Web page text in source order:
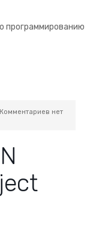
программированию
Комментариев нет